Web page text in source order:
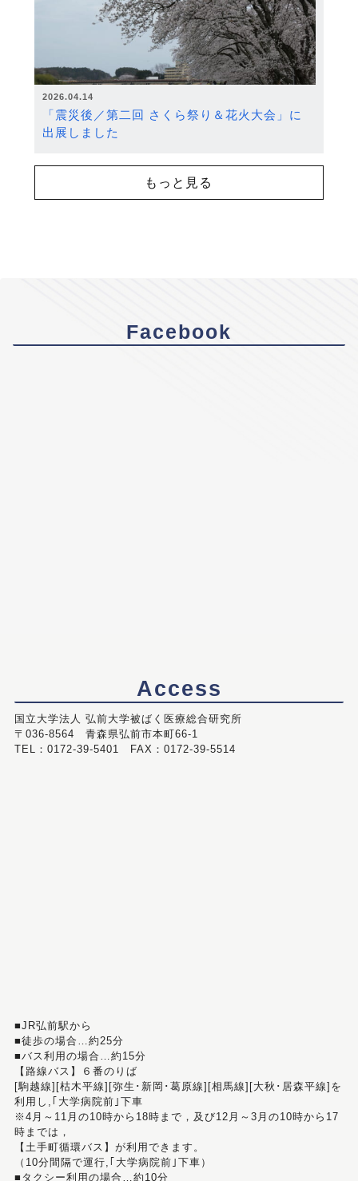
2026.04.14
「震災後／第二回 さくら祭り＆花火大会」に
出展しました
もっと見る
Facebook
Access
国立大学法人 弘前大学被ばく医療総合研究所
〒036-8564 青森県弘前市本町66-1
TEL：0172-39-5401 FAX：0172-39-5514
■JR弘前駅から
■徒歩の場合…約25分
■バス利用の場合…約15分
【路線バス】６番のりば
[駒越線][枯木平線][弥生･新岡･葛原線][相馬線][大秋･居森平線]を
利用し,｢大学病院前｣下車
※4月～11月の10時から18時まで，及び12月～3月の10時から17
時までは，
【土手町循環バス】が利用できます。
（10分間隔で運行,｢大学病院前｣下車）
■タクシー利用の場合…約10分